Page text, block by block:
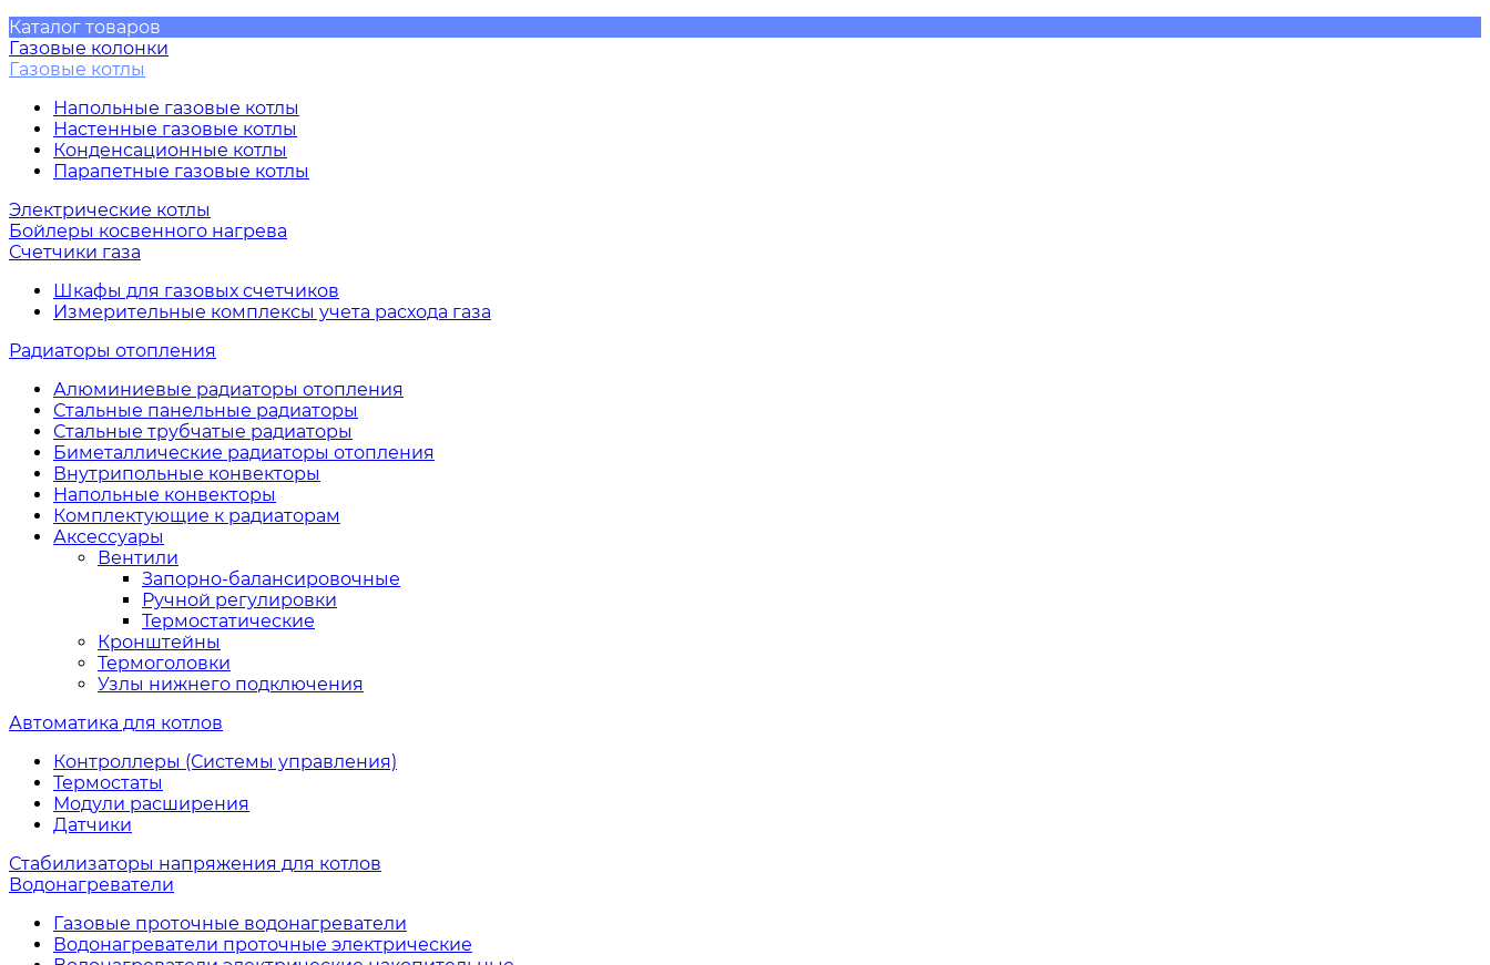
Каталог товаров
Газовые колонки
Газовые котлы
Напольные газовые котлы
Настенные газовые котлы
Конденсационные котлы
Парапетные газовые котлы
Электрические котлы
Бойлеры косвенного нагрева
Счетчики газа
Шкафы для газовых счетчиков
Измерительные комплексы учета расхода газа
Радиаторы отопления
Алюминиевые радиаторы отопления
Стальные панельные радиаторы
Стальные трубчатые радиаторы
Биметаллические радиаторы отопления
Внутрипольные конвекторы
Напольные конвекторы
Комплектующие к радиаторам
Аксессуары
Вентили
Запорно-балансировочные
Ручной регулировки
Термостатические
Кронштейны
Термоголовки
Узлы нижнего подключения
Автоматика для котлов
Контроллеры (Системы управления)
Термостаты
Модули расширения
Датчики
Стабилизаторы напряжения для котлов
Водонагреватели
Газовые проточные водонагреватели
Водонагреватели проточные электрические